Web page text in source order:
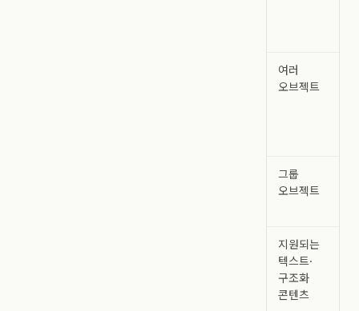
여러
오브젝트
그룹
오브젝트
지원되는
텍스트·
구조화
콘텐츠